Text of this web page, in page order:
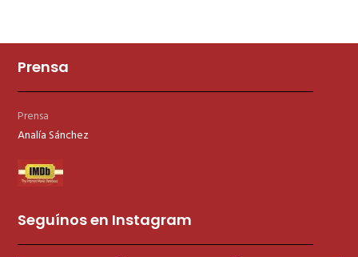
Prensa
Prensa
Analía Sánchez
Seguínos en Instagram